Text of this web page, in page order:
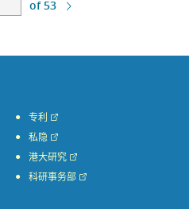
of 53
专利
私隐
港大研究
科研事务部